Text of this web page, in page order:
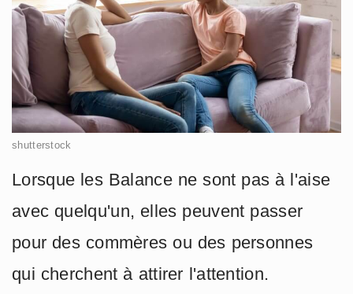
shutterstock
Lorsque les Balance ne sont pas à l'aise
avec quelqu'un, elles peuvent passer
pour des commères ou des personnes
qui cherchent à attirer l'attention.